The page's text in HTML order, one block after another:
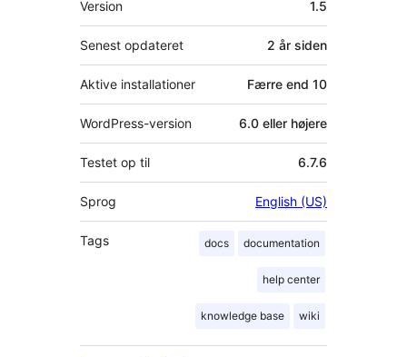
Version 1.5
Senest opdateret 2 år siden
Aktive installationer Færre end 10
WordPress-version 6.0 eller højere
Testet op til 6.7.6
Sprog English (US)
Tags docs documentation
help center
knowledge base wiki